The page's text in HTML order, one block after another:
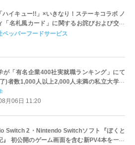
ハイキュー!!」×いきなり！ステーキコラボ ノ
「名札風カード」に関するお詫びおよび交換
いてのご案内
ペッパーフードサービス
が「有名企業400社実就職ランキング」にて
)者数1,000人以上2,000人未満の私立大学で
位を獲得！～実就職率は26.5%（前年比＋
伸長、東京の私立大学でも10位にランクイン
月06日 11:20
Switch 2・Nintendo Switchソフト『ぼくと
』 初公開のゲーム画面を含む新PV4本を一挙